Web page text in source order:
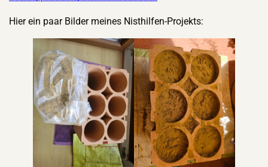
Hier ein paar Bilder meines Nisthilfen-Projekts: